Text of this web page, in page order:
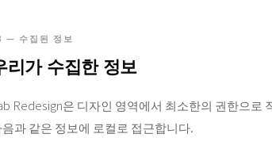
— 수집된 정보
리가 수집한 정보
Redesign은 디자인 영역에서 최소한의 권한으로
과 같은 정보에 로컬로 접근합니다.